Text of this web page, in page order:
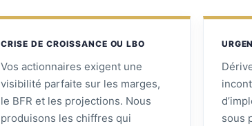
CRISE DE CROISSANCE OU LBO
Vos actionnaires exigent une
visibilité parfaite sur les marges,
le BFR et les projections. Nous
produisons les chiffres qui
sous